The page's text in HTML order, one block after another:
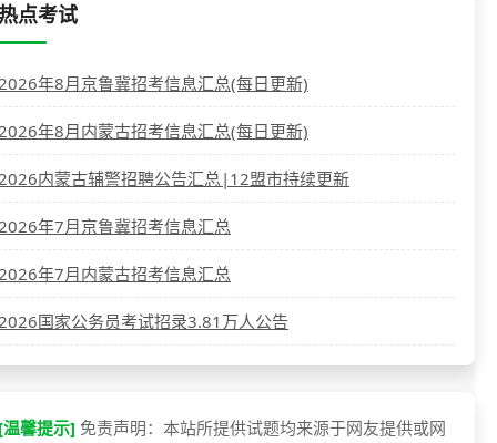
点考试
年8月京鲁冀招考信息汇总(每日更新)
年8月内蒙古招考信息汇总(每日更新)
内蒙古辅警招聘公告汇总|12盟市持续更新
年7月京鲁冀招考信息汇总
年7月内蒙古招考信息汇总
国家公务员考试招录3.81万人公告
馨提示] 免责声明：本站所提供试题均来源于网友提供或网